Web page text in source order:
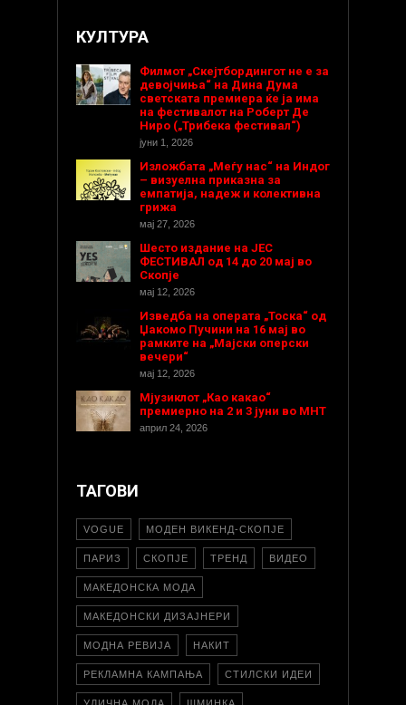
КУЛТУРА
Филмот „Скејтбордингот не е за
девојчиња“ на Дина Дума
светската премиера ќе ја има
на фестивалот на Роберт Де
Ниро („Трибека фестивал“)
јуни 1, 2026
Изложбата „Меѓу нас“ на Индог
– визуелна приказна за
емпатија, надеж и колективна
грижа
мај 27, 2026
Шесто издание на ЈЕС
ФЕСТИВАЛ од 14 до 20 мај во
Скопје
мај 12, 2026
Изведба на операта „Тоска“ од
Џакомо Пучини на 16 мај во
рамките на „Мајски оперски
вечери“
мај 12, 2026
Мјузиклот „Као какао“
премиерно на 2 и 3 јуни во МНТ
април 24, 2026
ТАГОВИ
VOGUE МОДЕН ВИКЕНД-СКОПЈЕ
ПАРИЗ СКОПЈЕ ТРЕНД ВИДЕО
МАКЕДОНСКА МОДА
МАКЕДОНСКИ ДИЗАЈНЕРИ
МОДНА РЕВИЈА НАКИТ
РЕКЛАМНА КАМПАЊА СТИЛСКИ ИДЕИ